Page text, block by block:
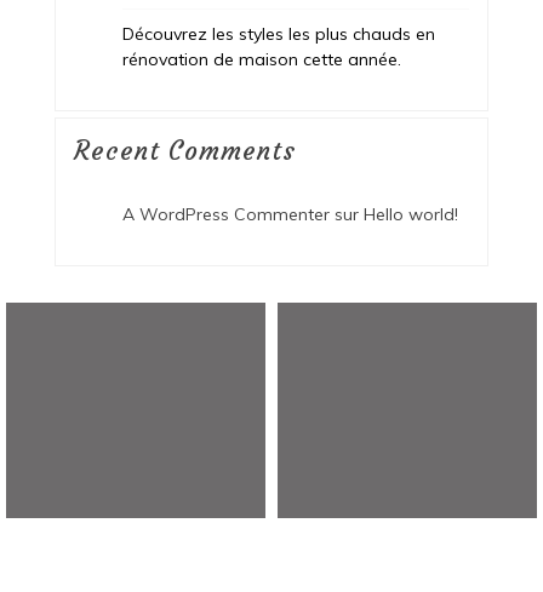
Découvrez les styles les plus chauds en
rénovation de maison cette année.
Recent Comments
A WordPress Commentersur Hello world!